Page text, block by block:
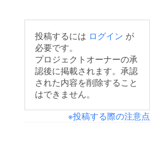
投稿するには ログイン が
必要です。
プロジェクトオーナーの承
認後に掲載されます。承認
された内容を削除すること
はできません。
※投稿する際の注意点